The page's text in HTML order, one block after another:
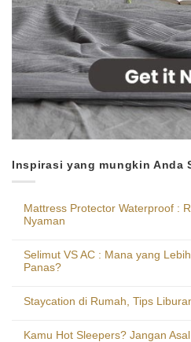
Inspirasi yang mungkin Anda
Mattress Protector Waterproof :
Nyaman
Selimut VS AC : Mana yang
Panas?
Staycation di Rumah, Tips
Kamu Hot Sleepers? Jangan